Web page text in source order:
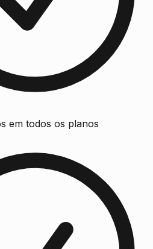
em todos os planos